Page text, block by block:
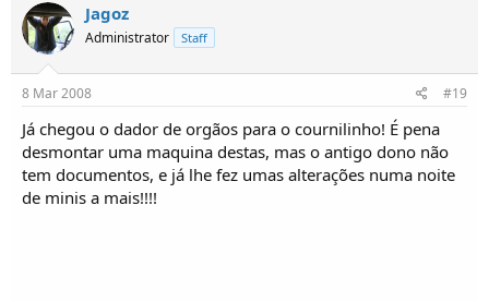
Jagoz
Administrator Staff
8 Mar 2008 #19
Já chegou o dador de orgãos para o cournilinho! É pena
desmontar uma maquina destas, mas o antigo dono não
tem documentos, e já lhe fez umas alterações numa noite
de minis a mais!!!!